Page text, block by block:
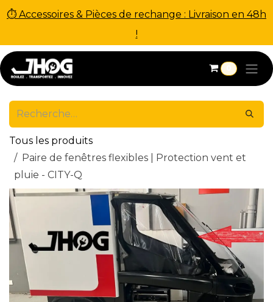
⏱ Accessoires & Pièces de rechange : Livraison en 48h
!
Se rendre au contenu
0
Tous les produits
Paire de fenêtres flexibles | Protection vent et
pluie - CITY-Q